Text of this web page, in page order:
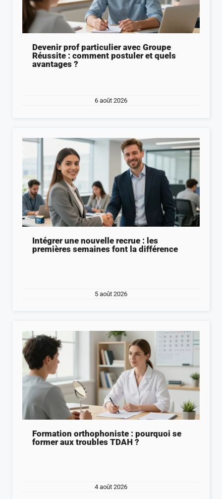
Devenir prof particulier avec Groupe
Réussite : comment postuler et quels
avantages ?
6 août 2026
Intégrer une nouvelle recrue : les
premières semaines font la différence
5 août 2026
Formation orthophoniste : pourquoi se
former aux troubles TDAH ?
4 août 2026